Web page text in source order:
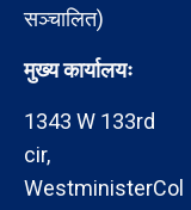
सञ्चालित)
मुख्य कार्यालयः
1343 W 133rd
cir,
WestministerCol